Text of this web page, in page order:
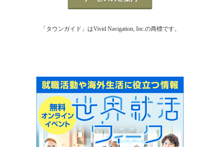
「タウンガイド」はVivid Navigation, Inc.の商標です。